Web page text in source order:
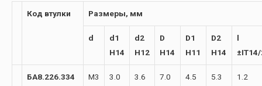
Код втулки Размеры, мм
d
d1
H14
d2
H12
D
H14
D1
H11
D2
H14
l
БА8.226.334 М3 3.0 3.6 7.0 4.5 5.3 1.2